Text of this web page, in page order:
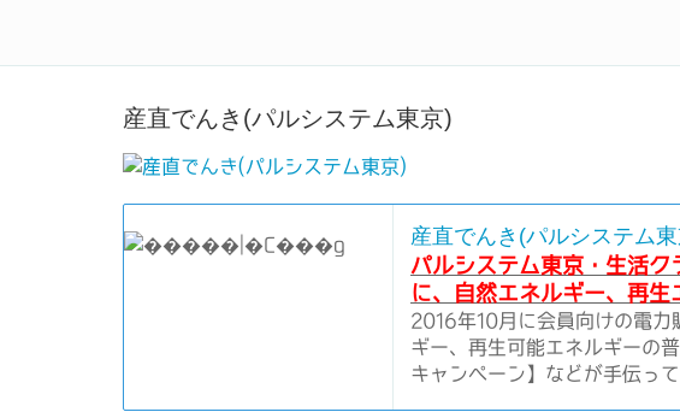
産直でんき(パルシステム東京)
産直でんき(パルシステム
パルシステム東京・生活
に、自然エネルギー、再生
2016年10月に会員向けの電力
ギー、再生可能エネルギーの
キャンペーン】などが手伝って